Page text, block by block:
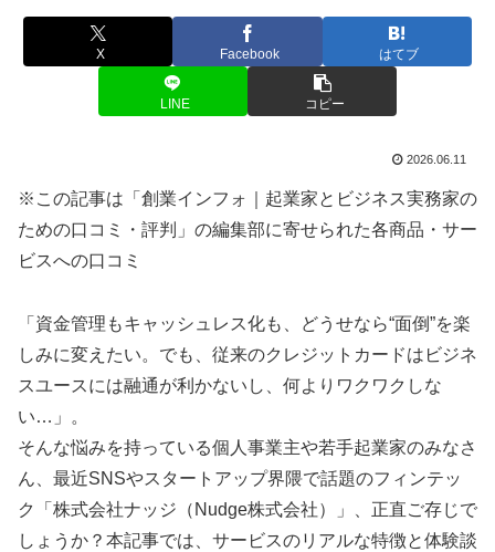
X Facebook はてブ
LINE コピー
2026.06.11
※この記事は「創業インフォ｜起業家とビジネス実務家の
ための口コミ・評判」の編集部に寄せられた各商品・サー
ビスへの口コミ
「資金管理もキャッシュレス化も、どうせなら“面倒”を楽
しみに変えたい。でも、従来のクレジットカードはビジネ
スユースには融通が利かないし、何よりワクワクしな
い…」。
そんな悩みを持っている個人事業主や若手起業家のみなさ
ん、最近SNSやスタートアップ界隈で話題のフィンテッ
ク「株式会社ナッジ（Nudge株式会社）」、正直ご存じで
しょうか？本記事では、サービスのリアルな特徴と体験談